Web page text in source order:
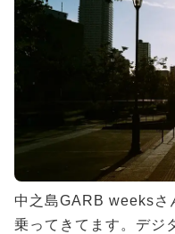
中之島GARB weeksさ
乗ってきてます。デジ